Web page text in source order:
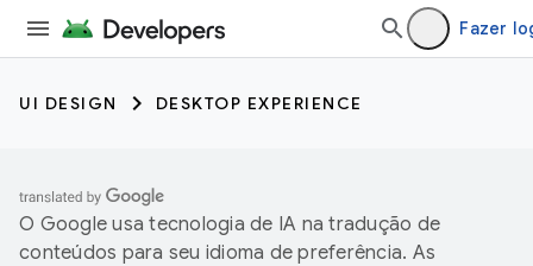
Fazer
UI DESIGN DESKTOP EXPERIENCE
O Google usa tecnologia de IA na tradução de
conteúdos para seu idioma de preferência. As